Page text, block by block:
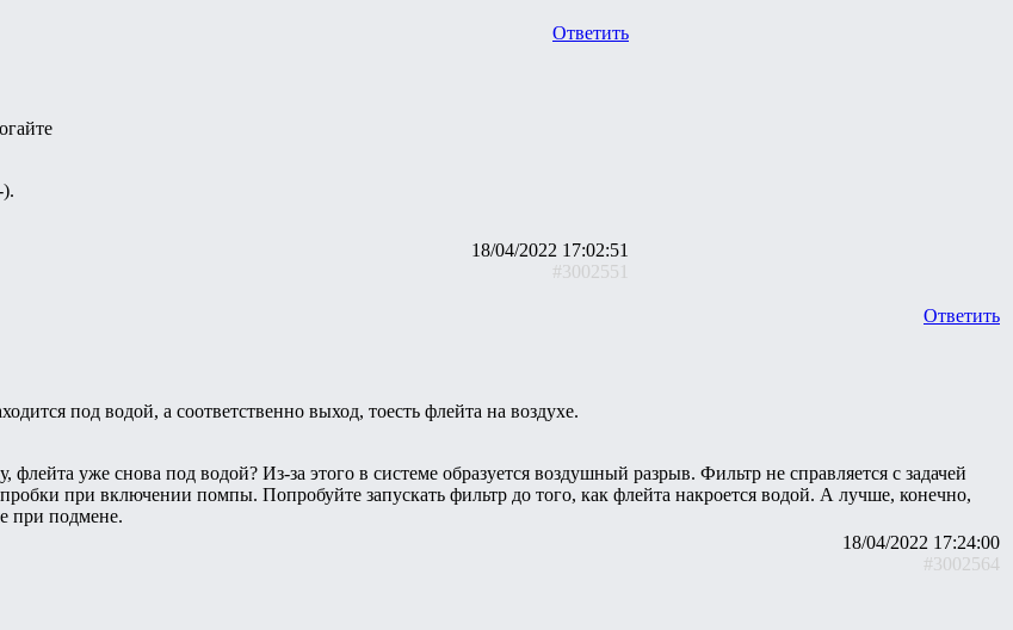
Ответить
18/04/2022 17:02:51
#3002551
Ответить
под водой, а соответственно выход, тоесть флейта на воздухе.
флейта уже снова под водой? Из-за этого в системе образуется воздушный разрыв. Фильтр не справляется с задачей
при включении помпы. Попробуйте запускать фильтр до того, как флейта накроется водой. А лучше, конечно,
при подмене.
18/04/2022 17:24:00
#3002564